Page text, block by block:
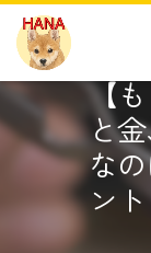
【
と
な
ン